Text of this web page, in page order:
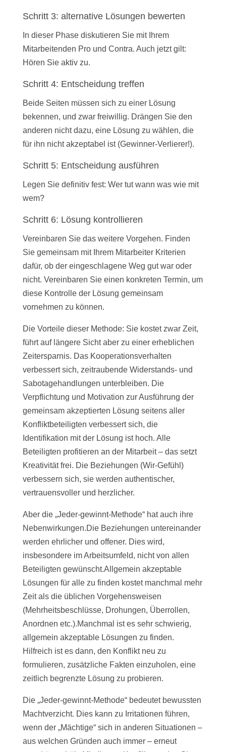
Schritt 3: alternative Lösungen bewerten
In dieser Phase diskutieren Sie mit Ihrem
Mitarbeitenden Pro und Contra. Auch jetzt gilt:
Hören Sie aktiv zu.
Schritt 4: Entscheidung treffen
Beide Seiten müssen sich zu einer Lösung
bekennen, und zwar freiwillig. Drängen Sie den
anderen nicht dazu, eine Lösung zu wählen, die
für ihn nicht akzeptabel ist (Gewinner-Verlierer!).
Schritt 5: Entscheidung ausführen
Legen Sie definitiv fest: Wer tut wann was wie mit
wem?
Schritt 6: Lösung kontrollieren
Vereinbaren Sie das weitere Vorgehen. Finden
Sie gemeinsam mit Ihrem Mitarbeiter Kriterien
dafür, ob der eingeschlagene Weg gut war oder
nicht. Vereinbaren Sie einen konkreten Termin, um
diese Kontrolle der Lösung gemeinsam
vornehmen zu können.
Die Vorteile dieser Methode: Sie kostet zwar Zeit,
führt auf längere Sicht aber zu einer erheblichen
Zeitersparnis. Das Kooperationsverhalten
verbessert sich, zeitraubende Widerstands- und
Sabotagehandlungen unterbleiben. Die
Verpflichtung und Motivation zur Ausführung der
gemeinsam akzeptierten Lösung seitens aller
Konfliktbeteiligten verbessert sich, die
Identifikation mit der Lösung ist hoch. Alle
Beteiligten profitieren an der Mitarbeit – das setzt
Kreativität frei. Die Beziehungen (Wir-Gefühl)
verbessern sich, sie werden authentischer,
vertrauensvoller und herzlicher.
Aber die „Jeder-gewinnt-Methode“ hat auch ihre
Nebenwirkungen.Die Beziehungen untereinander
werden ehrlicher und offener. Dies wird,
insbesondere im Arbeitsumfeld, nicht von allen
Beteiligten gewünscht.Allgemein akzeptable
Lösungen für alle zu finden kostet manchmal mehr
Zeit als die üblichen Vorgehensweisen
(Mehrheitsbeschlüsse, Drohungen, Überrollen,
Anordnen etc.).Manchmal ist es sehr schwierig,
allgemein akzeptable Lösungen zu finden.
Hilfreich ist es dann, den Konflikt neu zu
formulieren, zusätzliche Fakten einzuholen, eine
zeitlich begrenzte Lösung zu probieren.
Die „Jeder-gewinnt-Methode“ bedeutet bewussten
Machtverzicht. Dies kann zu Irritationen führen,
wenn der „Mächtige“ sich in anderen Situationen –
aus welchen Gründen auch immer – erneut